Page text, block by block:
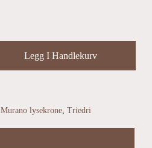
Legg I Handlekurv
Murano lysekrone, Triedri